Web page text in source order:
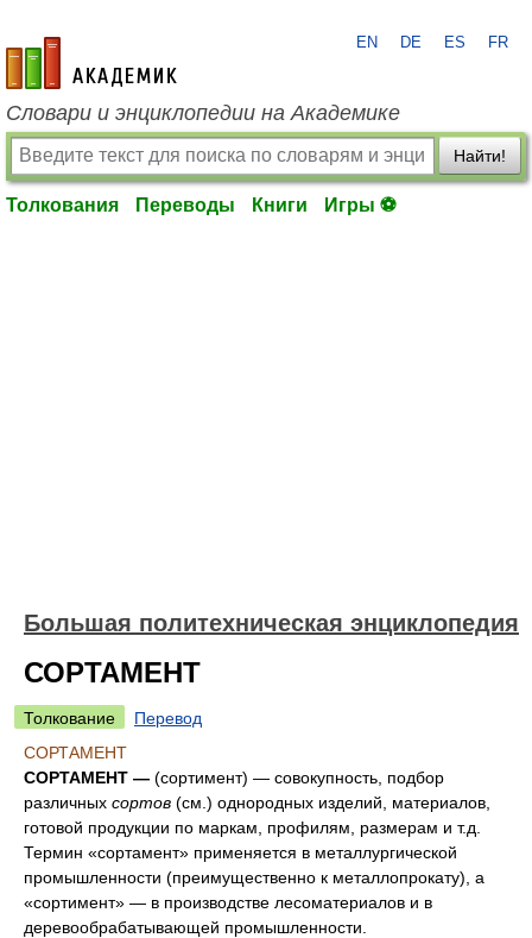
academic.ru
EN DE ES FR
Словари и энциклопедии на Академике
Найти!
Толкования Переводы Книги Игры ⚽
Большая политехническая энциклопедия
СОРТАМЕНТ
Толкование
Перевод
СОРТАМЕНТ
СОРТАМЕНТ — (сортимент) — совокупность, подбор
различных сортов (см.) однородных изделий, материалов,
готовой продукции по маркам, профилям, размерам и т.д.
Термин «сортамент» применяется в металлургической
промышленности (преимущественно к металлопрокату), а
«сортимент» — в производстве лесоматериалов и в
деревообрабатывающей промышленности.